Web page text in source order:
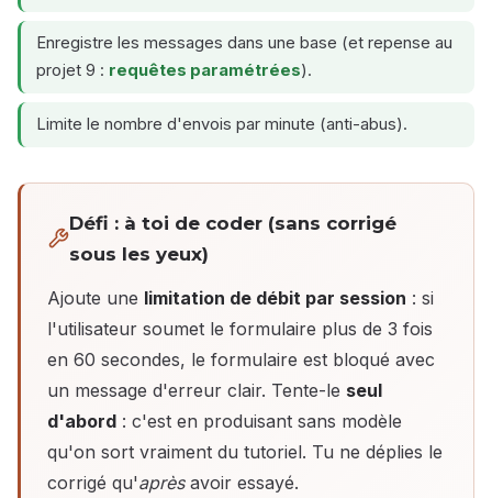
Enregistre les messages dans une base (et repense au
projet 9 : requêtes paramétrées).
Limite le nombre d'envois par minute (anti-abus).
Défi : à toi de coder (sans corrigé
sous les yeux)
Ajoute une limitation de débit par session : si
l'utilisateur soumet le formulaire plus de 3 fois
en 60 secondes, le formulaire est bloqué avec
un message d'erreur clair. Tente-le seul
d'abord : c'est en produisant sans modèle
qu'on sort vraiment du tutoriel. Tu ne déplies le
corrigé qu'aprèsavoir essayé.